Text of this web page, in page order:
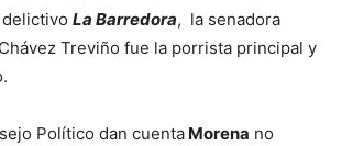
La Barredora, la senadora
Treviño fue la porrista principal y
Político dan cuenta Morena no